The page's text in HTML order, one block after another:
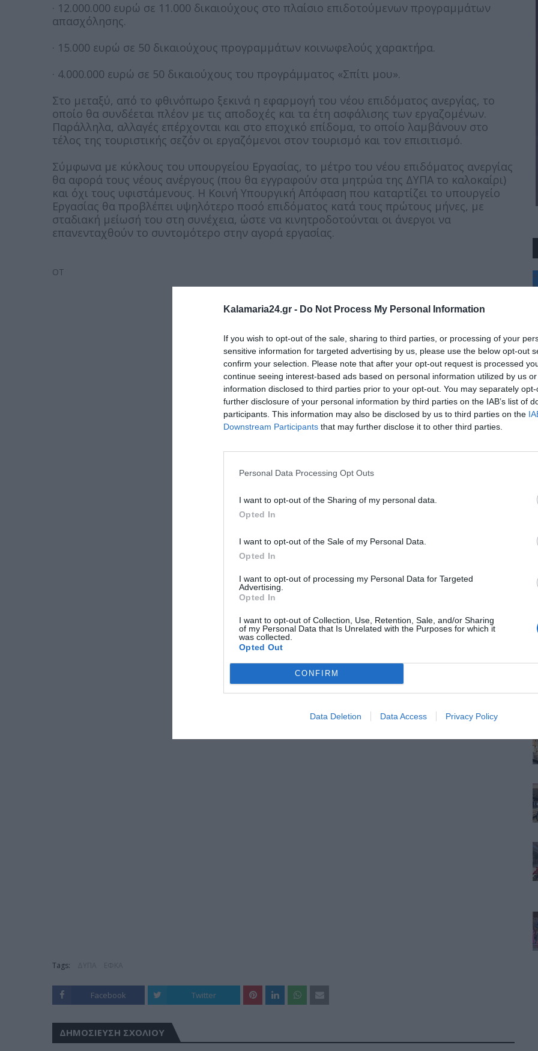
Kalamaria24.gr - Do Not Process My Personal Information
If you wish to opt-out of the sale, sharing to third parties, or processing of your
sensitive information for targeted advertising by us, please use the below opt-out
confirm your selection. Please note that after your opt-out request is processed
continue seeing interest-based ads based on personal information utilized by us
information disclosed to third parties prior to your opt-out. You may separately
further disclosure of your personal information by third parties on the IAB’s list of
participants. This information may also be disclosed by us to third parties on the
Downstream Participants that may further disclose it to other third parties.
Personal Data Processing Opt Outs
I want to opt-out of the Sharing of my personal data.
Opted In
I want to opt-out of the Sale of my Personal Data.
Opted In
I want to opt-out of processing my Personal Data for Targeted
Advertising.
Opted In
I want to opt-out of Collection, Use, Retention, Sale, and/or Sharing
of my Personal Data that Is Unrelated with the Purposes for which it
was collected.
Opted Out
CONFIRM
Data Deletion Data Access Privacy Policy
· 12.000.000 ευρώ σε 11.000 δικαιούχους στο πλαίσιο επιδοτούμενων προγραμμάτων
απασχόλησης.
· 15.000 ευρώ σε 50 δικαιούχους προγραμμάτων κοινωφελούς χαρακτήρα.
· 4.000.000 ευρώ σε 50 δικαιούχους του προγράμματος «Σπίτι μου».
Στο μεταξύ, από το φθινόπωρο ξεκινά η εφαρμογή του νέου επιδόματος ανεργίας, το
οποίο θα συνδέεται πλέον με τις αποδοχές και τα έτη ασφάλισης των εργαζομένων.
Παράλληλα, αλλαγές επέρχονται και στο εποχικό επίδομα, το οποίο λαμβάνουν στο
τέλος της τουριστικής σεζόν οι εργαζόμενοι στον τουρισμό και τον επισιτισμό.
Σύμφωνα με κύκλους του υπουργείου Εργασίας, το μέτρο του νέου επιδόματος ανεργίας
θα αφορά τους νέους ανέργους (που θα εγγραφούν στα μητρώα της ΔΥΠΑ το καλοκαίρι)
και όχι τους υφιστάμενους. Η Κοινή Υπουργική Απόφαση που καταρτίζει το υπουργείο
Εργασίας θα προβλέπει υψηλότερο ποσό επιδόματος κατά τους πρώτους μήνες, με
σταδιακή μείωσή του στη συνέχεια, ώστε να κινητροδοτούνται οι άνεργοι να
επανενταχθούν το συντομότερο στην αγορά εργασίας.
ΟΤ
Tags:
Facebook Twitter
ΔΗΜΟΣΊΕΥΣΗ ΣΧΟΛΊΟΥ
+
°